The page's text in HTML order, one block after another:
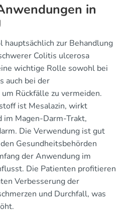
in
hauptsächlich zur Behandlung
Colitis ulcerosa
wichtige Rolle sowohl bei
auch bei der
Rückfälle zu vermeiden.
ist Mesalazin, wirkt
im Magen-Darm-Trakt,
Die Verwendung ist gut
Gesundheitsbehörden
der Anwendung im
Die Patienten profitieren
Verbesserung der
und Durchfall, was